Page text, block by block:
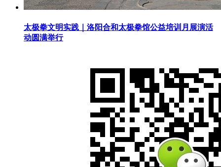
太极拳文明实践｜洛阳合和太极拳馆公益培训月展演活
动圆满举行